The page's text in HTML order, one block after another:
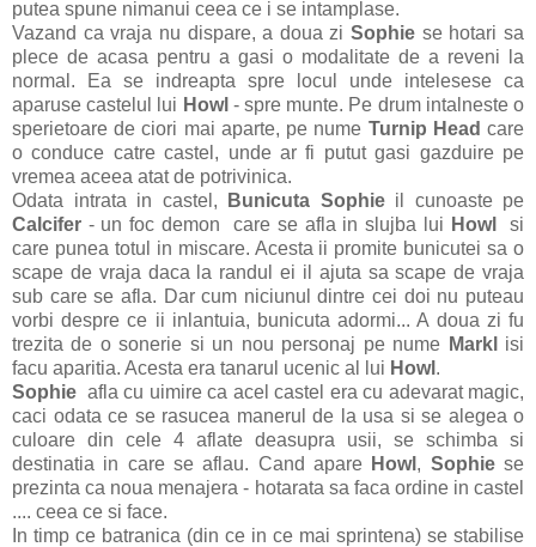
putea spune nimanui ceea ce i se intamplase.
Vazand ca vraja nu dispare, a doua ziSophie se hotari sa
plece de acasa pentru a gasi o modalitate de a reveni la
normal. Ea se indreapta spre locul unde intelesese ca
aparuse castelul lui Howl - spre munte. Pe drum intalneste o
sperietoare de ciori mai aparte, pe nume Turnip Head care
o conduce catre castel, unde ar fi putut gasi gazduire pe
vremea aceea atat de potrivinica.
Odata intrata in castel,
Bunicuta Sophieil cunoaste pe
Calcifer - un foc demon care se afla in slujba lui Howlsi
care punea totul in miscare. Acesta ii promite bunicutei sa o
scape de vraja daca la randul ei il ajuta sa scape de vraja
sub care se afla. Dar cum niciunul dintre cei doi nu puteau
vorbi despre ce ii inlantuia, bunicuta adormi... A doua zi fu
trezita de o sonerie si un nou personaj pe nume Markl
isi
facu aparitia. Acesta era tanarul ucenic al lui Howl .
Sophie afla cu uimire ca acel castel era cu adevarat magic,
caci odata ce se rasucea manerul de la usa si se alegea o
culoare din cele 4 aflate deasupra usii, se schimba si
destinatia in care se aflau. Cand apare Howl , Sophiese
prezinta ca noua menajera - hotarata sa faca ordine in castel
.... ceea ce si face.
In timp ce batranica (din ce in ce mai sprintena) se stabilise